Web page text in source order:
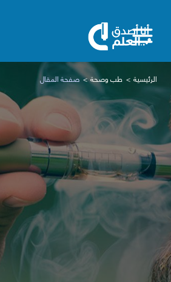
الرئيسية طب وصحة صفحة المقال